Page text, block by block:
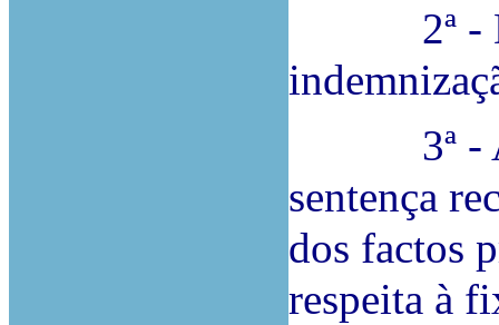
2ª -
3ª - A
sentença
dos factos
respeita à